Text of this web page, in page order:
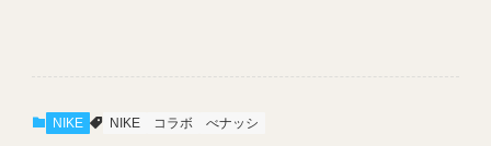
NIKE NIKE コラボ べナッシ